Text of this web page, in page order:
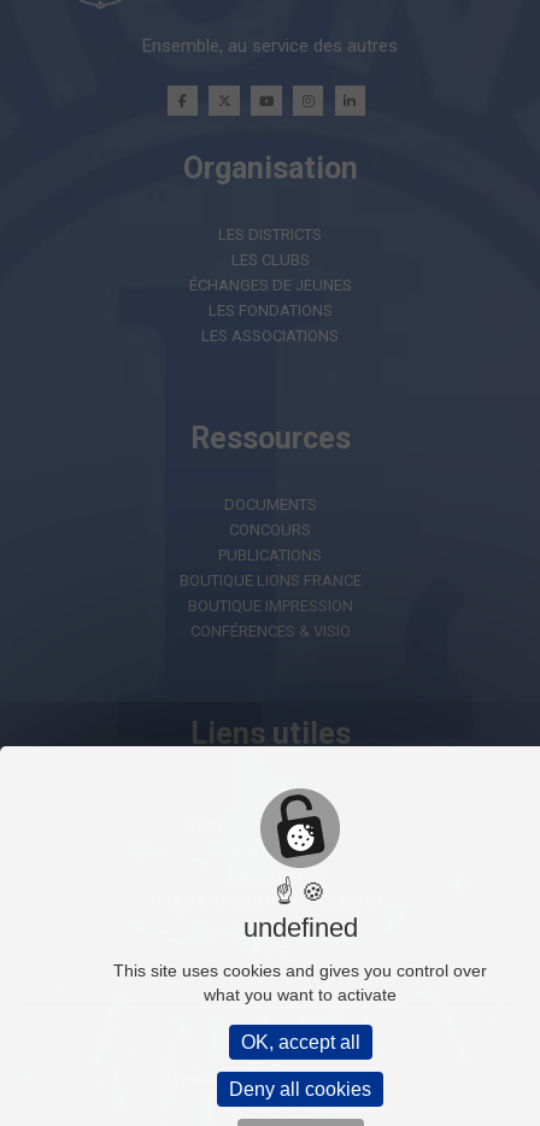
☝ 🍪
undefined
This site uses cookies and gives you control over
what you want to activate
OK, accept all
Deny all cookies
Ensemble, au service des autres
Organisation
LES DISTRICTS
LES CLUBS
ÉCHANGES DE JEUNES
LES FONDATIONS
LES ASSOCIATIONS
Ressources
DOCUMENTS
CONCOURS
PUBLICATIONS
BOUTIQUE LIONS FRANCE
BOUTIQUE IMPRESSION
CONFÉRENCES & VISIO
Liens utiles
LIONS AI
LIONS INTERNATIONAL
LION PORTAL
BASE LIONS
ÉQUIPE MONDIALE LEADERSHIP
LCIF
Mentions légales
Politique de confidentialité
Plan du site